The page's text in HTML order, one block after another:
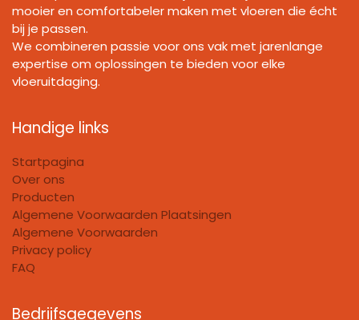
mooier en comfortabeler maken met vloeren die écht
bij je passen.
We combineren passie voor ons vak met jarenlange
expertise om oplossingen te bieden voor elke
vloeruitdaging.
Handige links
Startpagina
Over ons
Producten
Algemene Voorwaarden Plaatsingen
Algemene Voorwaarden
Privacy policy
FAQ
Bedrijfsgegevens